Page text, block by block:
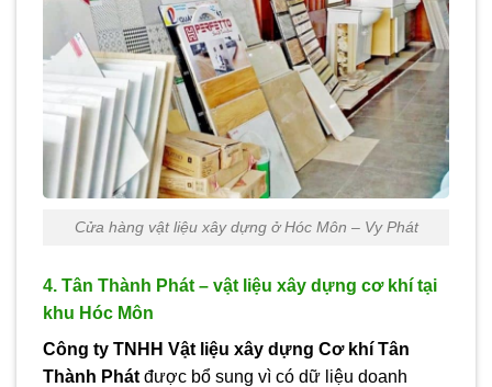
Cửa hàng vật liệu xây dựng ở Hóc Môn – Vy Phát
4. Tân Thành Phát – vật liệu xây dựng cơ khí tại
khu Hóc Môn
Công ty TNHH Vật liệu xây dựng Cơ khí Tân
Thành Phát được bổ sung vì có dữ liệu doanh